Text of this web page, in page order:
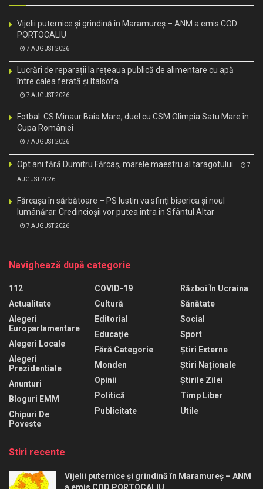
Vijelii puternice și grindină în Maramureș – ANM a emis COD
PORTOCALIU
7 AUGUST 2026
Lucrări de reparații la rețeaua publică de alimentare cu apă
între calea ferată și Italsofa
7 AUGUST 2026
Fotbal. CS Minaur Baia Mare, duel cu CSM Olimpia Satu Mare în
Cupa României
7 AUGUST 2026
Opt ani fără Dumitru Fărcaș, marele maestru al taragotului 7
AUGUST 2026
Fărcașa în sărbătoare – PS Iustin va sfinți biserica și noul
lumânărar. Credincioșii vor putea intra în Sfântul Altar
7 AUGUST 2026
Navighează după categorie
112
Actualitate
Alegeri
Europarlamentare
Alegeri Locale
Alegeri
Prezidentiale
Anunturi
Bloguri EMM
Chipuri De
Poveste
COVID-19
Cultură
Editorial
Educaţie
Fără Categorie
Monden
Opinii
Politică
Publicitate
Război În Ucraina
Sănătate
Social
Sport
Știri Externe
Știri Naționale
Știrile Zilei
Timp Liber
Utile
Stiri recente
Vijelii puternice și grindină în Maramureș – ANM